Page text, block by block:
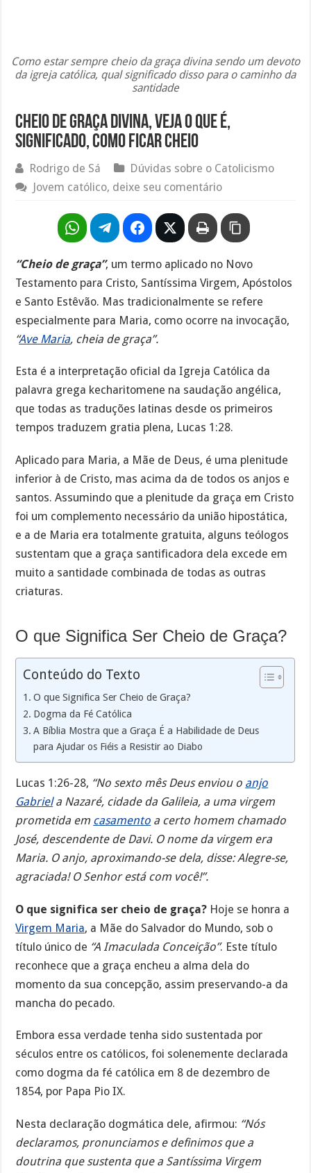
Como estar sempre cheio da graça divina sendo um devoto
da igreja católica, qual significado disso para o caminho da
santidade
Cheio de graça divina, veja o que é,
significado, como ficar cheio
Rodrigo de Sá
Dúvidas sobre o Catolicismo
Jovem católico, deixe seu comentário
“Cheio de graça”, um termo aplicado no Novo
Testamento para Cristo, Santíssima Virgem, Apóstolos
e Santo Estêvão. Mas tradicionalmente se refere
especialmente para Maria, como ocorre na invocação,
“Ave Maria, cheia de graça”.
Esta é a interpretação oficial da Igreja Católica da
palavra grega kecharitomene na saudação angélica,
que todas as traduções latinas desde os primeiros
tempos traduzem gratia plena, Lucas 1:28.
Aplicado para Maria, a Mãe de Deus, é uma plenitude
inferior à de Cristo, mas acima da de todos os anjos e
santos. Assumindo que a plenitude da graça em Cristo
foi um complemento necessário da união hipostática,
e a de Maria era totalmente gratuita, alguns teólogos
sustentam que a graça santificadora dela excede em
muito a santidade combinada de todas as outras
criaturas.
O que Significa Ser Cheio de Graça?
Conteúdo do Texto
O que Significa Ser Cheio de Graça?
Dogma da Fé Católica
A Bíblia Mostra que a Graça É a Habilidade de Deus
para Ajudar os Fiéis a Resistir ao Diabo
Lucas 1:26-28, “No sexto mês Deus enviou o anjo
Gabriela Nazaré, cidade da Galileia, a uma virgem
prometida em casamento a certo homem chamado
José, descendente de Davi. O nome da virgem era
Maria. O anjo, aproximando-se dela, disse: Alegre-se,
agraciada! O Senhor está com você!”.
O que significa ser cheio de graça? Hoje se honra a
Virgem Maria, a Mãe do Salvador do Mundo, sob o
título único de “A Imaculada Conceição”. Este título
reconhece que a graça encheu a alma dela do
momento da sua concepção, assim preservando-a da
mancha do pecado.
Embora essa verdade tenha sido sustentada por
séculos entre os católicos, foi solenemente declarada
como dogma da fé católica em 8 de dezembro de
1854, por Papa Pio IX.
Nesta declaração dogmática dele, afirmou: “Nós
declaramos, pronunciamos e definimos que a
doutrina que sustenta que a Santíssima Virgem